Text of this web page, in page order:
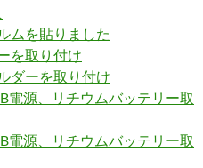
ムを貼りました
を取り付け
ダーを取り付け
電源、リチウムバッテリー取
電源、リチウムバッテリー取